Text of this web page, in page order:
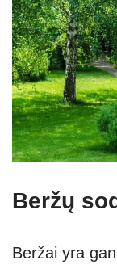
Beržų
Beržai yra